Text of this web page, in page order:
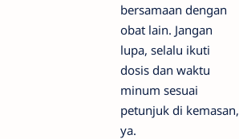
bersamaan dengan
obat lain. Jangan
lupa, selalu ikuti
dosis dan waktu
minum sesuai
petunjuk di kemasan,
ya.